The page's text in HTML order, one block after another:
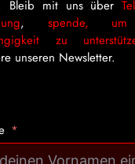
–
geblasen, die
zieht das
Galdorcraeft
mehr! Gib mir
Bleib mit uns über
, spende,
zu
unseren Newsletter.